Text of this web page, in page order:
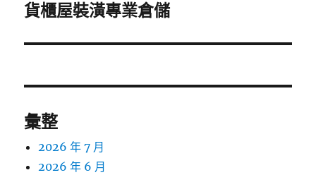
一
文
貨櫃屋裝潢專業倉儲
彙整
2026 年 7 月
2026 年 6 月